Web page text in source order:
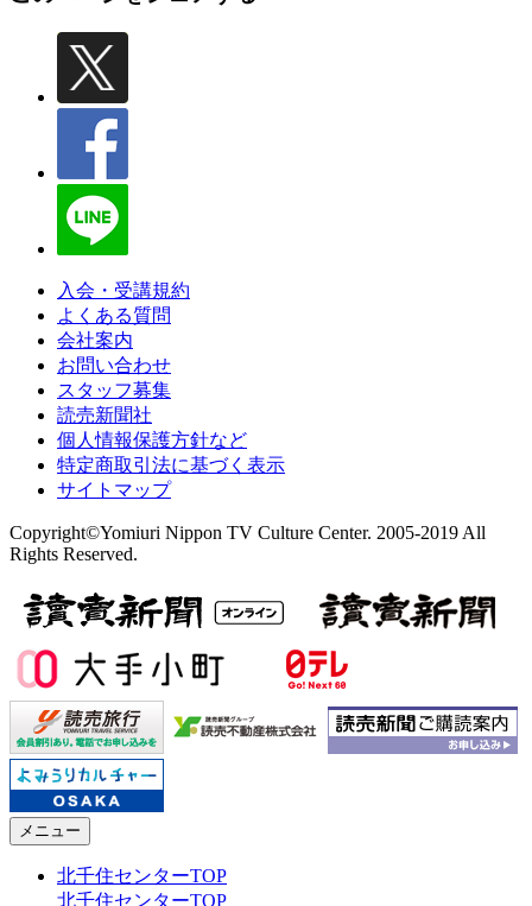
入会・受講規約
よくある質問
会社案内
お問い合わせ
スタッフ募集
読売新聞社
個人情報保護方針など
特定商取引法に基づく表示
サイトマップ
Copyright©Yomiuri Nippon TV Culture Center. 2005-2019 All
Rights Reserved.
メニュー
北千住センターTOP
北千住センターTOP